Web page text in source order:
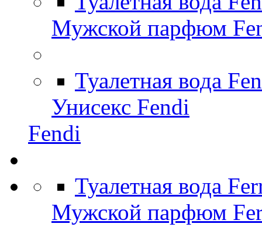
Мужской парфюм
Туалетная вода
Унисекс Fendi
Fendi
Туалетная вода
Мужской парфюм